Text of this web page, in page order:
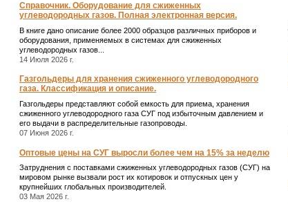
Справочник. Оборудование для сжиженных
углеводородных газов. Полная электронная версия.
В книге дано описание более 2000 образцов различных приборов и
оборудования, применяемых в системах для сжиженных
углеводородных газов...
14 Июля 2026 г.
Газгольдеры для хранения сжиженного углеводородного
газа. Классификация и описание.
Газгольдеры представляют собой емкость для приема, хранения
сжиженного углеводородного газа СУГ под избыточным давлением и
его выдачи в распределительные газопроводы.
07 Июня 2026 г.
Оптовые цены на СУГ выросли более чем на 15% за неделю
Затруднения с поставками сжиженных углеводородных газов (СУГ) на
мировом рынке вызвали рост их котировок и отпускных цен у
крупнейших глобальных производителей.
03 Мая 2026 г.